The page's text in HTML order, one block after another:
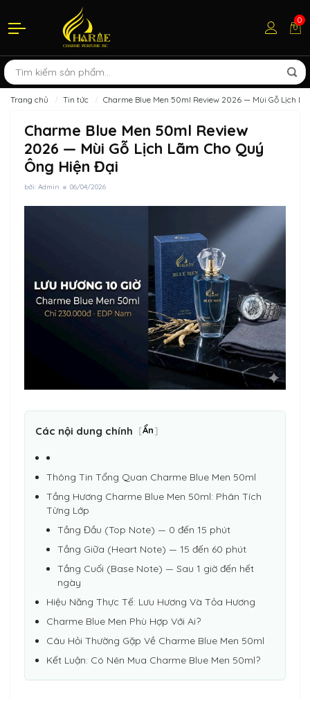
0
Trang chủ Tin tức Charme Blue Men 50ml Review 2026 — Mùi Gỗ Lịch
Charme Blue Men 50ml Review
2026 — Mùi Gỗ Lịch Lãm Cho Quý
Ông Hiện Đại
bởi: Admin 06/04/2026
Các nội dung chính [Ẩn]
Thông Tin Tổng Quan Charme Blue Men 50ml
Tầng Hương Charme Blue Men 50ml: Phân Tích
Từng Lớp
Tầng Đầu (Top Note) — 0 đến 15 phút
Tầng Giữa (Heart Note) — 15 đến 60 phút
Tầng Cuối (Base Note) — Sau 1 giờ đến hết
ngày
Hiệu Năng Thực Tế: Lưu Hương Và Tỏa Hương
Charme Blue Men Phù Hợp Với Ai?
Câu Hỏi Thường Gặp Về Charme Blue Men 50ml
Kết Luận: Có Nên Mua Charme Blue Men 50ml?